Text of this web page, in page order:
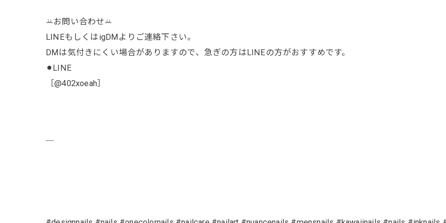
ꕁお問い合わせꕁ
LINEもしくはigDMよりご連絡下さい。
DMは気付きにくい場合がありますので、急ぎの方はLINEの方がおすすめです。
⚫︎LINE
［@402xoeah］